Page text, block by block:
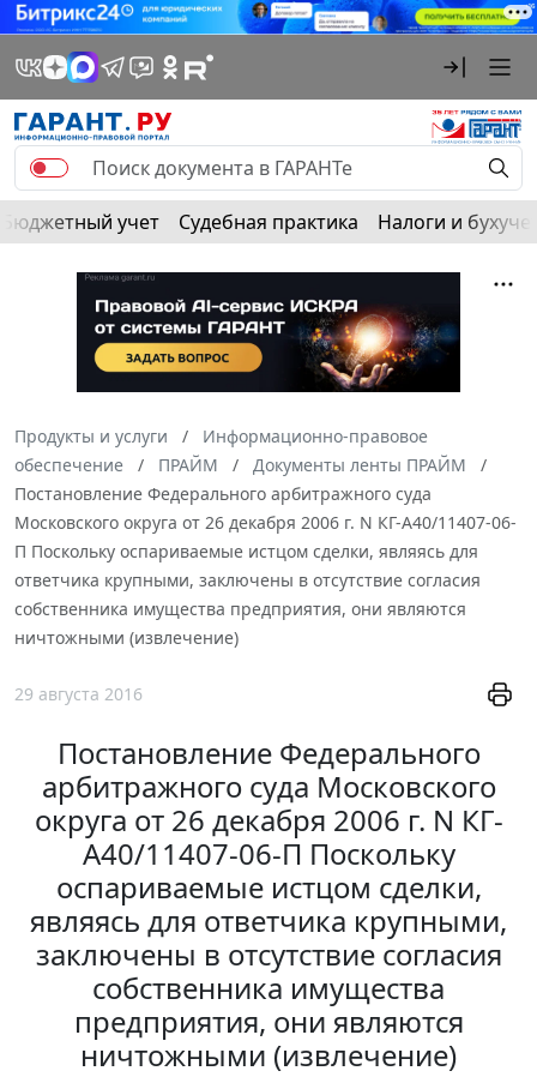
Бюджетный учет Судебная практика Налоги и
Продукты и услуги
Информационно-правовое
обеспечение
ПРАЙМ
Документы ленты ПРАЙМ
Постановление Федерального арбитражного суда
Московского округа от 26 декабря 2006 г. N КГ-А40/11407-06-
П Поскольку оспариваемые истцом сделки, являясь для
ответчика крупными, заключены в отсутствие согласия
собственника имущества предприятия, они являются
ничтожными (извлечение)
29 августа 2016
Постановление Федерального
арбитражного суда Московского
округа от 26 декабря 2006 г. N КГ-
А40/11407-06-П Поскольку
оспариваемые истцом сделки,
являясь для ответчика крупными,
заключены в отсутствие согласия
собственника имущества
предприятия, они являются
ничтожными (извлечение)